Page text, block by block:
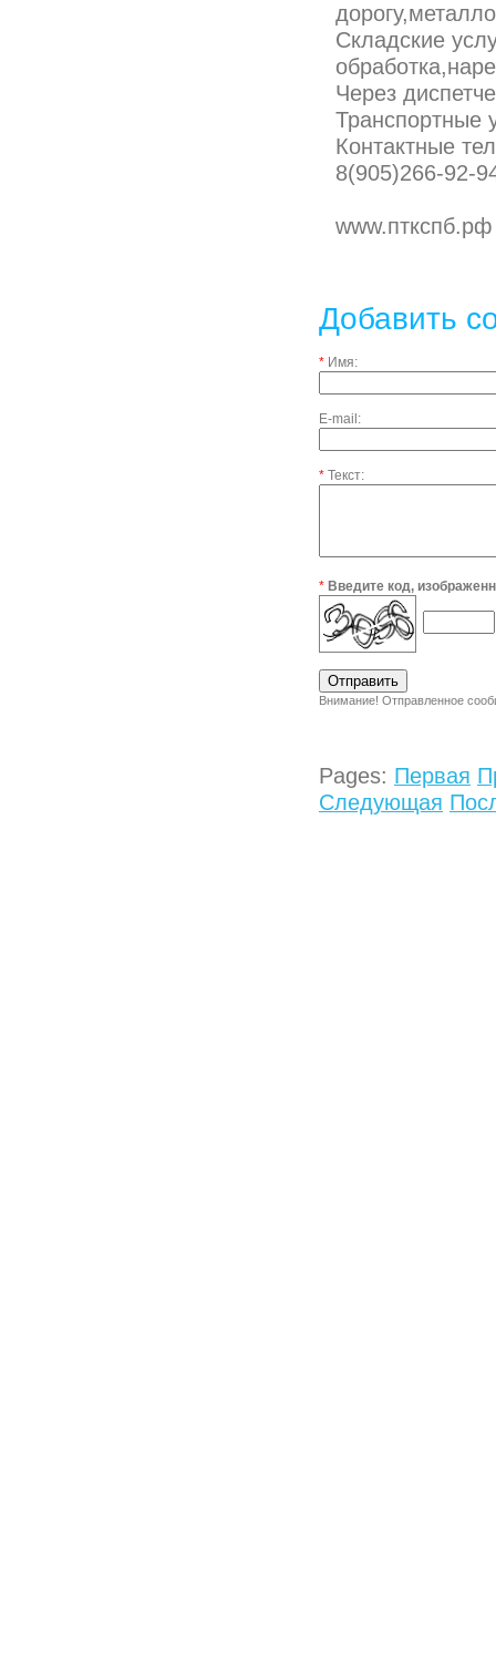
Складские
Через
Транспортные
Контактные
8(905)266-92-
www.пткспб.рф
Добавить
* Имя:
E-mail:
* Текст:
* Введите код,
Внимание! Отправленное
Pages: Первая
Следующая